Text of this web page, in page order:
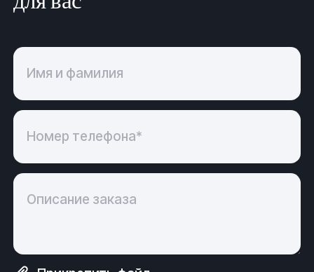
Имя и фамилия
Номер телефона*
Описание заказа